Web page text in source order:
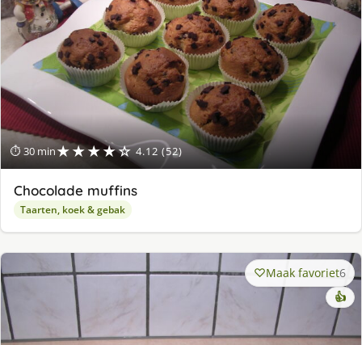
⏱ 30 min★★★★☆ 4.12 (52)
Chocolade muffins
Taarten, koek & gebak
Maak favoriet6
👍